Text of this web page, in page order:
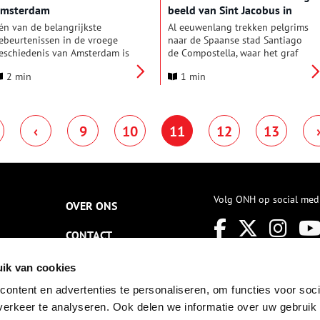
van cookies
en advertenties te personaliseren, om functies voor
te analyseren. Ook delen we informatie over uw gebruik
deelden toen nog niet de
oecumenische gedachte. Toen
de katholieken in 1856 een
stuk land geschonken kregen,
lieten ze er direct een houten
noodkerk op zetten. Op 5
van de belangrijkste
in de vroege
van Amsterdam is
dat zich afspeelde in
2 min
beeld van Sint Jacobus in
Amsterdam
Al eeuwenlang trekken pelgrims
naar de Spaanse stad Santiago
de Compostella, waar het graf
Tegenwoordig is er een nieuw
1 min
‹ 9 10 11 12 13 ›
OVER ONS
CONTACT
NIEUWSBRIEF
DISCLAIMER
Volg ONH op social